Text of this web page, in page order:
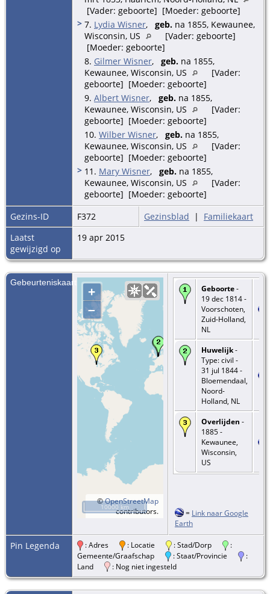
[Vader: geboorte] [Moeder: geboorte]
> 7. Lydia Wisner, geb. na 1855, Kewaunee,
Wisconsin, US
[Vader: geboorte]
[Moeder: geboorte]
8. Gilmer Wisner, geb. na 1855,
Kewaunee, Wisconsin, US
[Vader:
geboorte] [Moeder: geboorte]
9. Albert Wisner, geb. na 1855,
Kewaunee, Wisconsin, US
[Vader:
geboorte] [Moeder: geboorte]
10. Wilber Wisner, geb. na 1855,
Kewaunee, Wisconsin, US
[Vader:
geboorte] [Moeder: geboorte]
> 11. Mary Wisner, geb. na 1855,
Kewaunee, Wisconsin, US
[Vader:
geboorte] [Moeder: geboorte]
Gezins-ID
F372 Gezinsblad | Familiekaart
Laatst
gewijzigd op
19 apr 2015
Gebeurteniskaart
+
–
©OpenStreetMap
contributors.
10000 km
Geboorte-
19 dec 1814 -
Voorschoten,
Zuid-Holland,
NL
Huwelijk-
Type: civil -
31 jul 1844 -
Bloemendaal,
Noord-
Holland, NL
Overlijden -
1885 -
Kewaunee,
Wisconsin,
US
= Link naar Google
Earth
Pin Legenda : Adres : Locatie : Stad/Dorp
:
Gemeente/Graafschap
: Staat/Provincie
:
Land
: Nog niet ingesteld